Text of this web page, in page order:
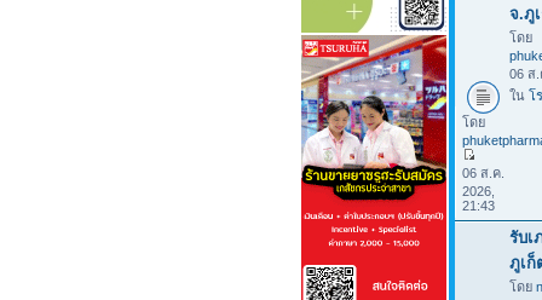
จ.ภู
โดย
06 ส.
ใน โ
โดย
06 ส.ค.
2026,
21:43
รับเ
ภูเก็
โดย